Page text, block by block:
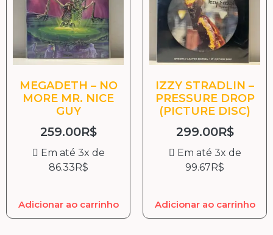
MEGADETH – NO
MORE MR. NICE
GUY
259.00R$
Em até 3x de
86.33R$
Adicionar ao carrinho
IZZY STRADLIN –
PRESSURE DROP
(PICTURE DISC)
299.00R$
Em até 3x de
99.67R$
Adicionar ao carrinho